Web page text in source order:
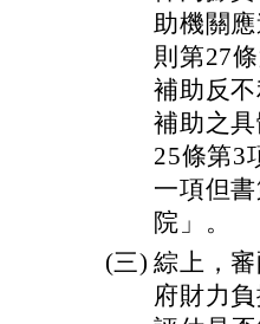
助機關
則第27
補助反
補助之
25條第3
一項但
院」。
(三) 綜上，
府財力